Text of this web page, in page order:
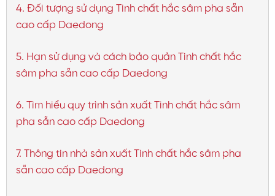
4. Đối tượng sử dụng Tinh chất hắc sâm pha sẵn
cao cấp Daedong
5. Hạn sử dụng và cách bảo quản Tinh chất hắc
sâm pha sẵn cao cấp Daedong
6. Tìm hiểu quy trình sản xuất Tinh chất hắc sâm
pha sẵn cao cấp Daedong
7. Thông tin nhà sản xuất Tinh chất hắc sâm pha
sẵn cao cấp Daedong